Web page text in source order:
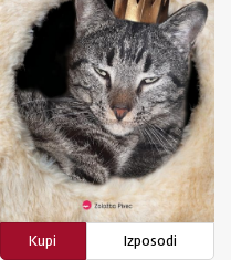
Kupi
Izposodi